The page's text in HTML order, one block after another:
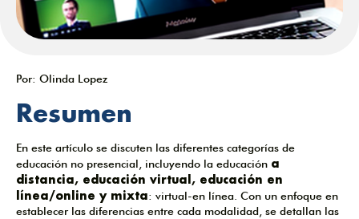
Por: Olinda Lopez
Resumen
En este artículo se discuten las diferentes categorías de
educación no presencial, incluyendo la educación a
distancia, educación virtual, educación en
línea/online y mixta: virtual-en línea. Con un enfoque en
establecer las diferencias entre cada modalidad, se detallan las